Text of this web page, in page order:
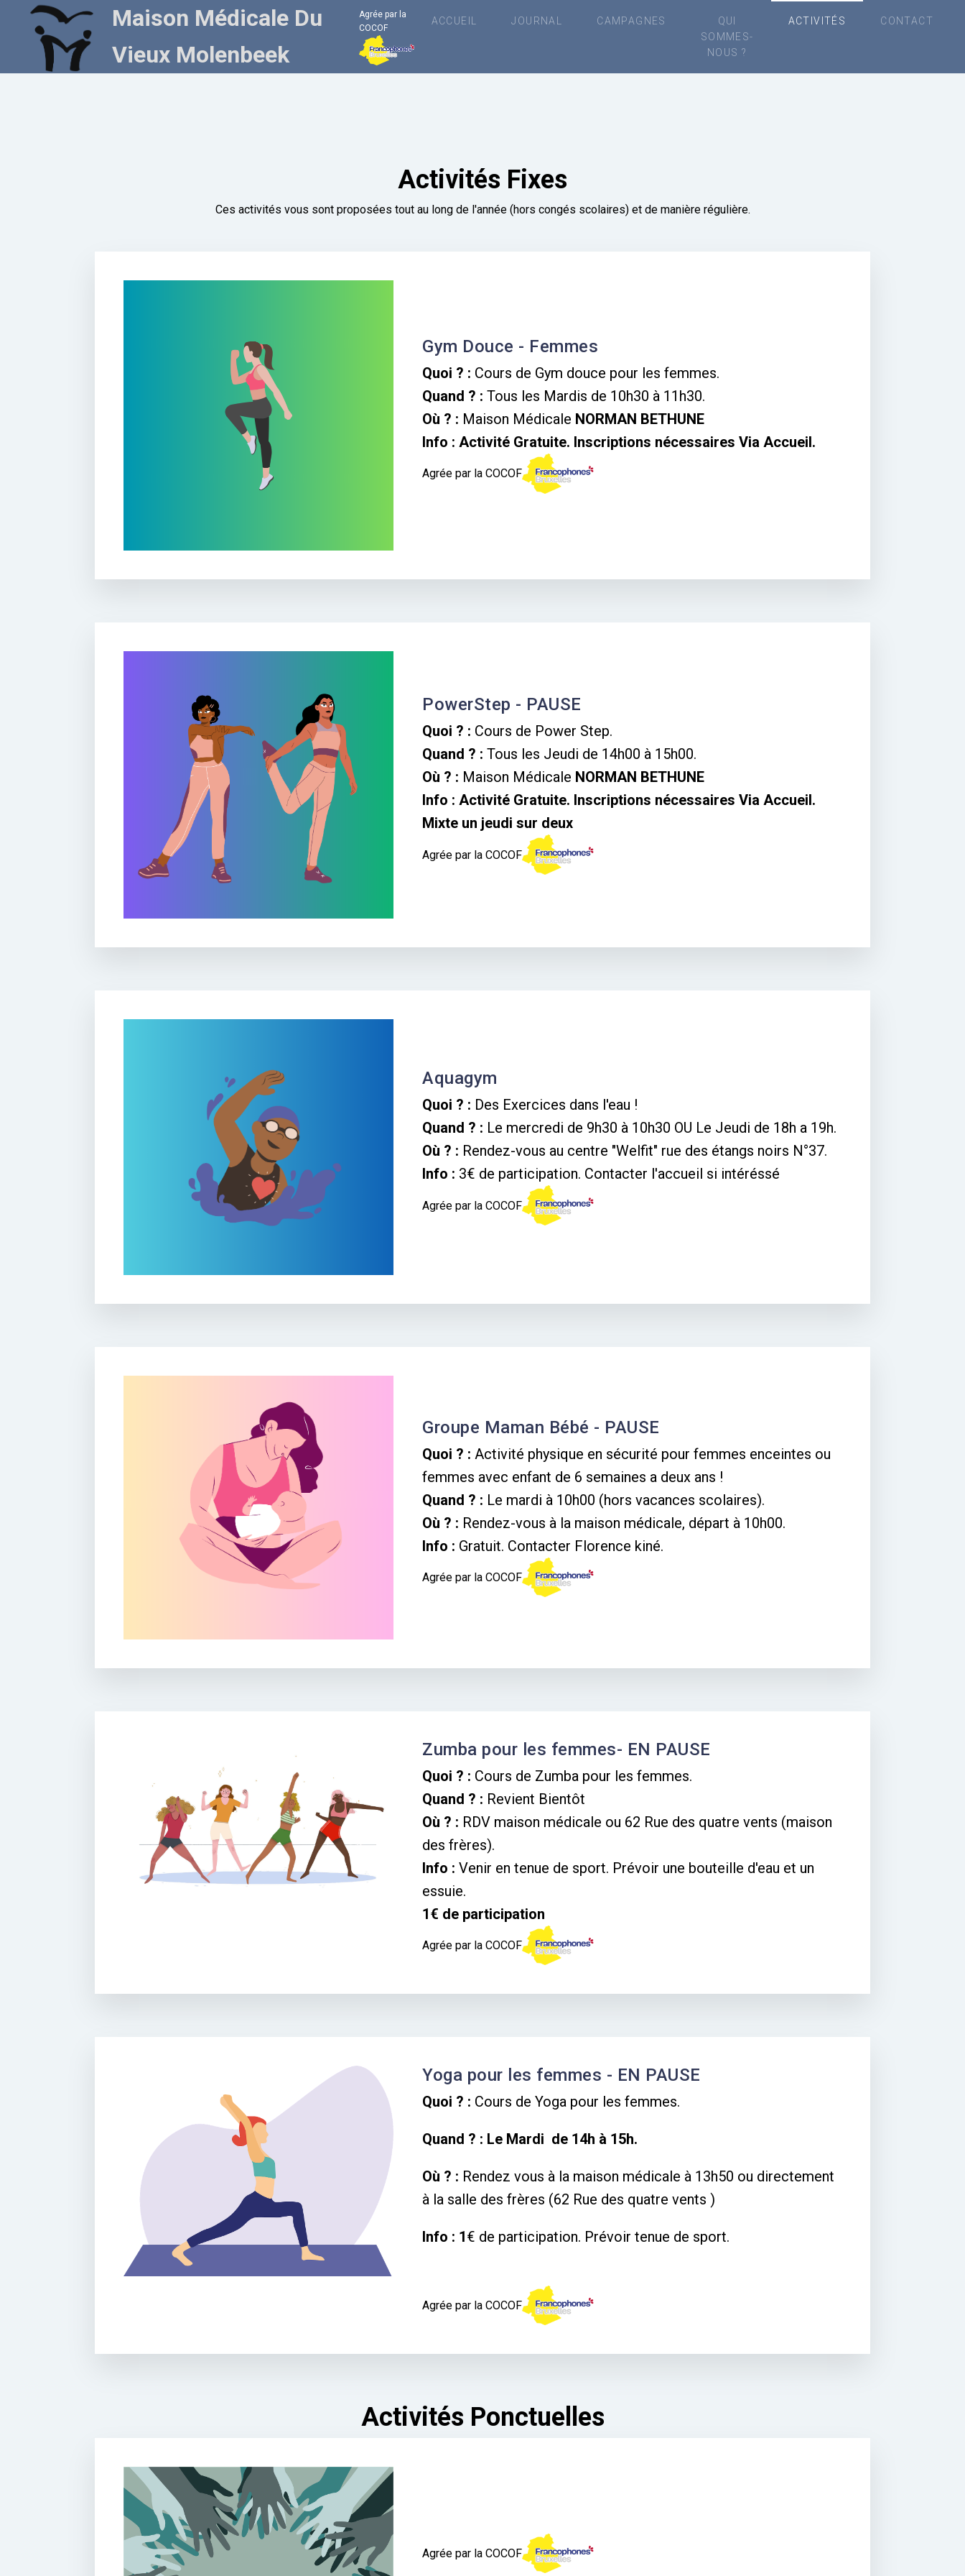
Maison Médicale Du
Vieux Molenbeek
Agrée par la
COCOF
ACCUEIL JOURNAL CAMPAGNES
QUI
SOMMES-
NOUS ?
ACTIVITÉS CONTACT
Activités Fixes
Ces activités vous sont proposées tout au long de l'année (hors congés scolaires) et de manière régulière.
Gym Douce - Femmes
Quoi ? : Cours de Gym douce pour les femmes.
Quand ? : Tous les Mardis de 10h30 à 11h30.
Où ? : Maison Médicale NORMAN BETHUNE
Info : Activité Gratuite. Inscriptions nécessaires Via Accueil.
Agrée par la COCOF
PowerStep - PAUSE
Quoi ? : Cours de Power Step.
Quand ? : Tous les Jeudi de 14h00 à 15h00.
Où ? : Maison Médicale NORMAN BETHUNE
Info : Activité Gratuite. Inscriptions nécessaires Via Accueil.
Mixte un jeudi sur deux
Agrée par la COCOF
Aquagym
Quoi ? : Des Exercices dans l'eau !
Quand ? : Le mercredi de 9h30 à 10h30 OU Le Jeudi de 18h a 19h.
Où ? : Rendez-vous au centre "Welfit" rue des étangs noirs N°37.
Info : 3€ de participation. Contacter l'accueil si intéréssé
Agrée par la COCOF
Groupe Maman Bébé - PAUSE
Quoi ? : Activité physique en sécurité pour femmes enceintes ou
femmes avec enfant de 6 semaines a deux ans !
Quand ? : Le mardi à 10h00 (hors vacances scolaires).
Où ? : Rendez-vous à la maison médicale, départ à 10h00.
Info : Gratuit. Contacter Florence kiné.
Agrée par la COCOF
Zumba pour les femmes- EN PAUSE
Quoi ? : Cours de Zumba pour les femmes.
Quand ? : Revient Bientôt
Où ? : RDV maison médicale ou 62 Rue des quatre vents (maison
des frères).
Info : Venir en tenue de sport. Prévoir une bouteille d'eau et un
essuie.
1€ de participation
Agrée par la COCOF
Yoga pour les femmes - EN PAUSE
Quoi ? : Cours de Yoga pour les femmes.
Quand ? : Le Mardi de 14h à 15h.
Où ? : Rendez vous à la maison médicale à 13h50 ou directement
à la salle des frères (62 Rue des quatre vents )
Info : 1€ de participation. Prévoir tenue de sport.
Agrée par la COCOF
Activités Ponctuelles
Agrée par la COCOF